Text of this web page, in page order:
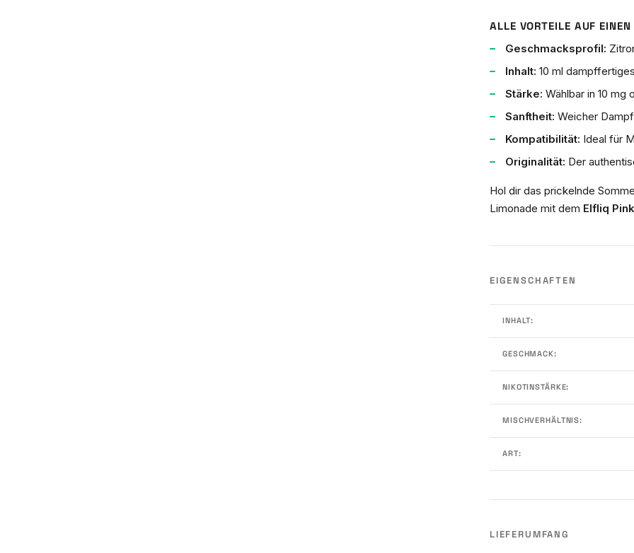
ALLE VORTEILE AUF
Geschmacksprofil:
Inhalt: 10 ml
Stärke: Wählbar in 10 mg
Sanftheit: Weicher
Kompatibilität: Ideal für
Originalität: Der
Hol dir das prickelnde
Limonade mit dem Elfliq
EIGENSCHAFTEN
INHALT:
GESCHMACK:
NIKOTINSTÄRKE:
MISCHVERHÄLTNIS:
ART:
LIEFERUMFANG